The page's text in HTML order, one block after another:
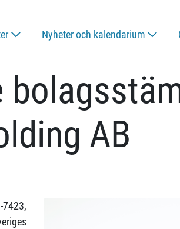
Nyheter och kalendarium
AB
7423,